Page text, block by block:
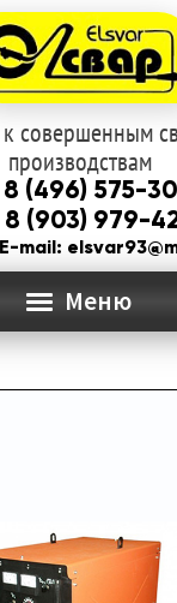
Перейти
к
навигации
Перейти
к
содержимому
к совершенным
производствам
8 (496) 575-
8 (903) 979-
E-mail:
Меню
УСЛУГИ